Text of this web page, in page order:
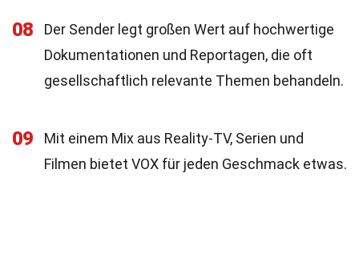
08
Der Sender legt großen Wert auf hochwertige
Dokumentationen und Reportagen, die oft
gesellschaftlich relevante Themen behandeln.
09
Mit einem Mix aus Reality-TV, Serien und
Filmen bietet VOX für jeden Geschmack etwas.